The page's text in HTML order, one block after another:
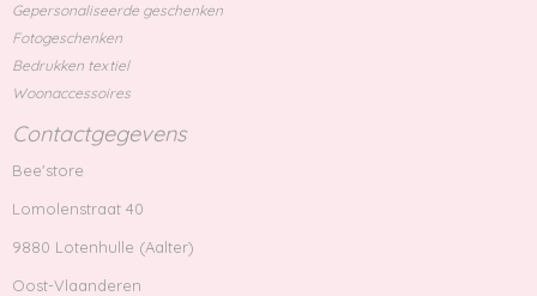
Gepersonaliseerde geschenken
Fotogeschenken
Bedrukken textiel
Woonaccessoires
Contactgegevens
Bee'store
Lomolenstraat 40
9880 Lotenhulle (Aalter)
Oost-Vlaanderen